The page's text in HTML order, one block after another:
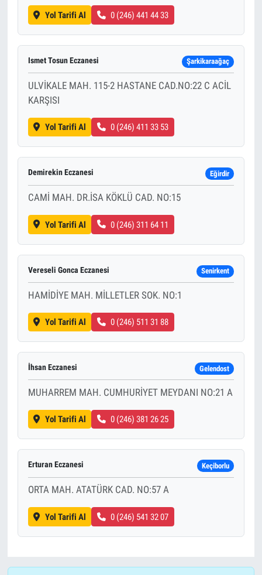
Yol Tarifi Al 0 (246) 441 44 33
Ismet Tosun Eczanesi Şarkikaraağaç
ULVİKALE MAH. 115-2 HASTANE CAD.NO:22 C ACİL
KARŞISI
Yol Tarifi Al 0 (246) 411 33 53
Demirekin Eczanesi Eğirdir
CAMİ MAH. DR.İSA KÖKLÜ CAD. NO:15
Yol Tarifi Al 0 (246) 311 64 11
Vereseli Gonca Eczanesi Senirkent
HAMİDİYE MAH. MİLLETLER SOK. NO:1
Yol Tarifi Al 0 (246) 511 31 88
İhsan Eczanesi Gelendost
MUHARREM MAH. CUMHURİYET MEYDANI NO:21 A
Yol Tarifi Al 0 (246) 381 26 25
Erturan Eczanesi Keçiborlu
ORTA MAH. ATATÜRK CAD. NO:57 A
Yol Tarifi Al 0 (246) 541 32 07